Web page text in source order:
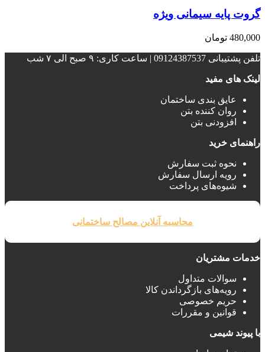
گروت پایه سیمانی ویژه
480,000 تومان
تلفن پشتیبانی 09124387537 | ساعت کاری: ۹ صبح الی ۷ شب
لینک های مفید
عایق بندی ساختمان‌
روان کننده بتن
افزودنی بتن
راهنمای خرید
نحوه ثبت سفارش
رویه ارسال سفارش
شیوه‌های پرداخت
محاسبه آنلاین مصالح ساختمانی
خدمات مشتریان
سوالات متداول
رویه‌های بازگرداندن کالا
حریم خصوصی
قوانین و مقررات
با پیوند شیمی